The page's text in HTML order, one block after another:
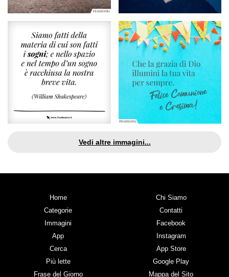
Vedi altre immagini...
Home
Categorie
Immagini
App
Cerca
Più lette
Frase del Giorno
Chi Siamo
Contatti
Facebook
Instagram
App Store
Google Play
Mappa del Sito